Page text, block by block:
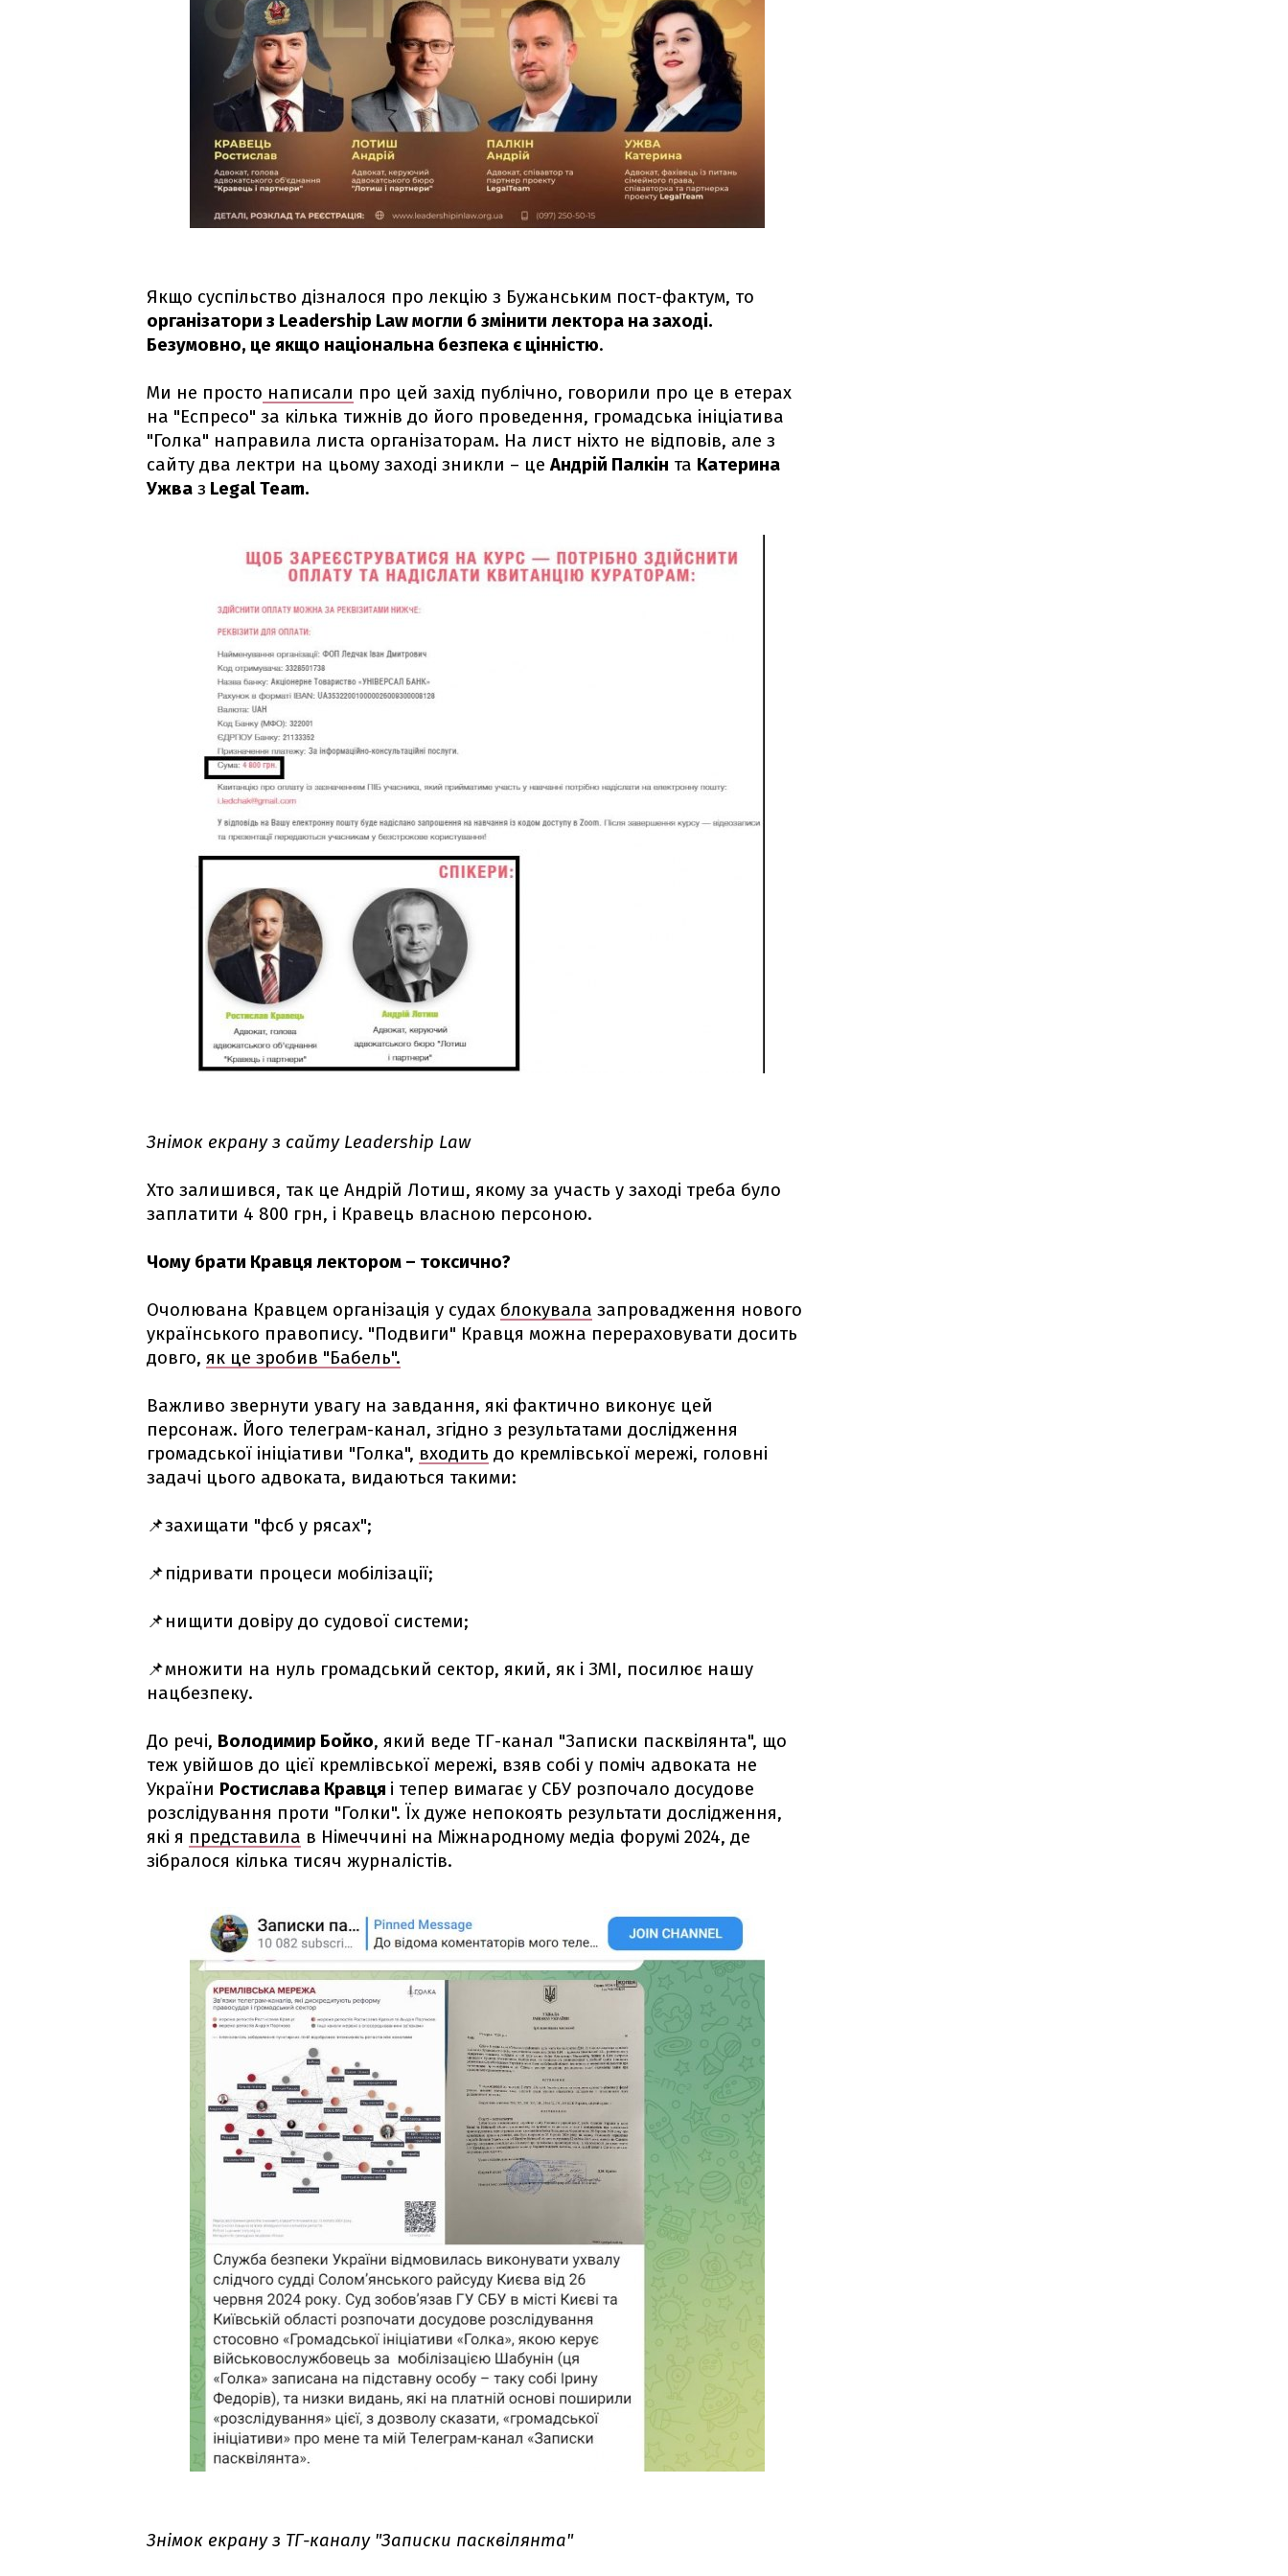
Якщо суспільство дізналося про лекцію з Бужанським пост-фактум, то
організатори з Leadership Law могли б змінити лектора на заході.
Безумовно, це якщо національна безпека є цінністю.
Ми не просто написали про цей захід публічно, говорили про це в етерах
на "Еспресо" за кілька тижнів до його проведення, громадська ініціатива
"Голка" направила листа організаторам. На лист ніхто не відповів, але з
сайту два лектри на цьому заході зникли – це Андрій Палкін та Катерина
Ужва з Legal Team.
Знімок екрану з сайту Leadership Law
Хто залишився, так це Андрій Лотиш, якому за участь у заході треба було
заплатити 4 800 грн, і Кравець власною персоною.
Чому брати Кравця лектором – токсично?
Очолювана Кравцем організація у судах блокувала запровадження нового
українського правопису. "Подвиги" Кравця можна перераховувати досить
довго, як це зробив "Бабель".
Важливо звернути увагу на завдання, які фактично виконує цей
персонаж. Його телеграм-канал, згідно з результатами дослідження
громадської ініціативи "Голка", входить до кремлівської мережі, головні
задачі цього адвоката, видаються такими:
📌захищати "фсб у рясах";
📌підривати процеси мобілізації;
📌нищити довіру до судової системи;
📌множити на нуль громадський сектор, який, як і ЗМІ, посилює нашу
нацбезпеку.
До речі, Володимир Бойко, який веде ТГ-канал "Записки пасквілянта", що
теж увійшов до цієї кремлівської мережі, взяв собі у поміч адвоката не
України Ростислава Кравця і тепер вимагає у СБУ розпочало досудове
розслідування проти "Голки". Їх дуже непокоять результати дослідження,
які я представила в Німеччині на Міжнародному медіа форумі 2024, де
зібралося кілька тисяч журналістів.
Знімок екрану з ТГ-каналу "Записки пасквілянта"